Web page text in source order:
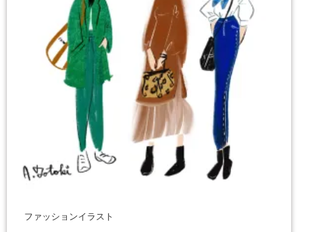
ファッションイラスト